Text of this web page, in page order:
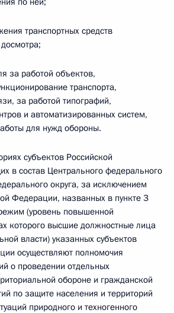
транспортных средств
за работой объектов,
транспорта,
за работой типографий,
и автоматизированных систем,
для нужд обороны.
субъектов Российской
в состав Центрального федерального
округа, за исключением
Федерации, названных в пункте 3
(уровень повышенной
которого высшие должностные лица
власти) указанных субъектов
осуществляют полномочия
о проведении отдельных
обороне и гражданской
по защите населения и территорий
природного и техногенного